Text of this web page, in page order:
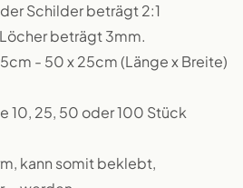
Schilder beträgt 2:1
beträgt 3mm.
- 50 x 25cm (Länge x Breite)
10, 25, 50 oder 100 Stück
kann somit beklebt,